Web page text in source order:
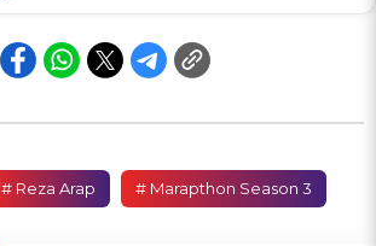
# Reza Arap # Marapthon Season 3